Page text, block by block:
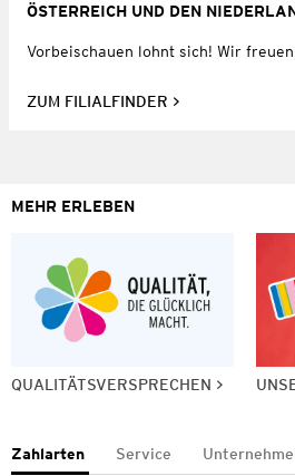
ÖSTERREICH UND DEN
Vorbeischauen lohnt sich! Wir
ZUM FILIALFINDER
MEHR ERLEBEN
QUALITÄTSVERSPRECHEN
Zahlarten Service